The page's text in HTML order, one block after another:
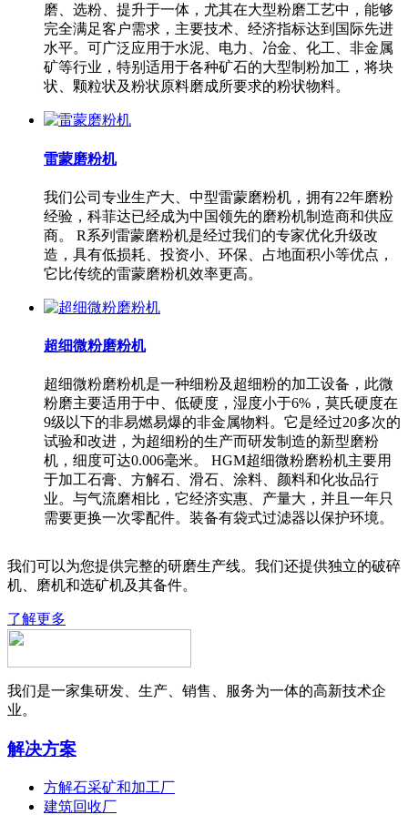
磨、选粉、提升于一体，尤其在大型粉磨工艺中，能够
完全满足客户需求，主要技术、经济指标达到国际先进
水平。可广泛应用于水泥、电力、冶金、化工、非金属
矿等行业，特别适用于各种矿石的大型制粉加工，将块
状、颗粒状及粉状原料磨成所要求的粉状物料。
雷蒙磨粉机
我们公司专业生产大、中型雷蒙磨粉机，拥有22年磨粉
经验，科菲达已经成为中国领先的磨粉机制造商和供应
商。 R系列雷蒙磨粉机是经过我们的专家优化升级改
造，具有低损耗、投资小、环保、占地面积小等优点，
它比传统的雷蒙磨粉机效率更高。
超细微粉磨粉机
超细微粉磨粉机是一种细粉及超细粉的加工设备，此微
粉磨主要适用于中、低硬度，湿度小于6%，莫氏硬度在
9级以下的非易燃易爆的非金属物料。它是经过20多次的
试验和改进，为超细粉的生产而研发制造的新型磨粉
机，细度可达0.006毫米。 HGM超细微粉磨粉机主要用
于加工石膏、方解石、滑石、涂料、颜料和化妆品行
业。与气流磨相比，它经济实惠、产量大，并且一年只
需要更换一次零配件。装备有袋式过滤器以保护环境。
我们可以为您提供完整的研磨生产线。我们还提供独立的破碎
机、磨机和选矿机及其备件。
了解更多
我们是一家集研发、生产、销售、服务为一体的高新技术企
业。
解决方案
方解石采矿和加工厂
建筑回收厂